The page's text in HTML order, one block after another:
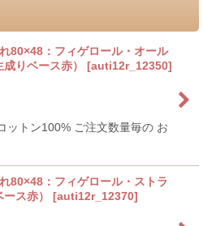
80×48：フィゲロール・オール
りベース赤）
[auti12r_12350]
ットン100% ご注文数量毎の お
80×48：フィゲロール・ストラ
ス赤）
[auti12r_12370]